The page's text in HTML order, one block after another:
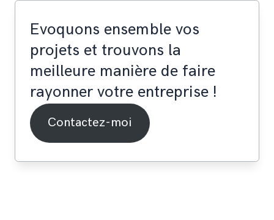
Evoquons ensemble vos
projets et trouvons la
meilleure manière de faire
rayonner votre entreprise !
Contactez-moi